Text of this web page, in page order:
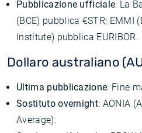
Pubblicazione ufficiale: La
(BCE) pubblica €STR; EMMI
Institute) pubblica EURIBOR.
Dollaro australiano
Ultima pubblicazione: Fine
Sostituto overnight: AONIA
Average).